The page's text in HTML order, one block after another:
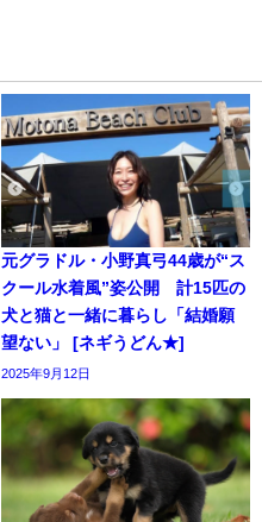
元グラドル・小野真弓44歳が“ス
クール水着風”姿公開 計15匹の
犬と猫と一緒に暮らし「結婚願
望ない」 [ネギうどん★]
2025年9月12日